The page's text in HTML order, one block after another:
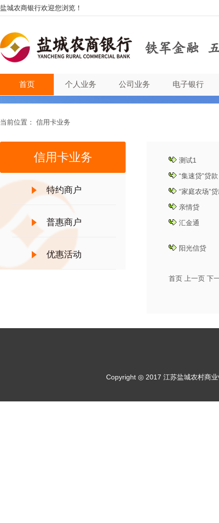
盐城农商银行欢迎您浏览！
首页 个人业务 公司业务 电子银行
当前位置： 信用卡业务
信用卡业务
特约商户
普惠商户
优惠活动
测试1
“集速贷”贷款
“家庭农场”
亲情贷
汇金通
阳光信贷
首页 上一页 下
Copyright ◎ 2017 江苏盐城农村商